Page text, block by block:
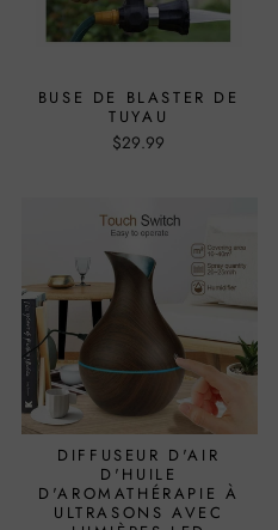
BUSE DE BLASTER DE
TUYAU
$29.99
DIFFUSEUR D'AIR
D'HUILE
D'AROMATHÉRAPIE À
ULTRASONS AVEC